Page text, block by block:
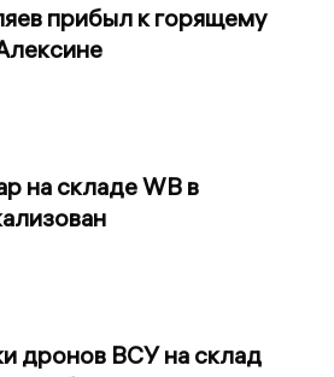
прибыл к горящему
на складе WB в
дронов ВСУ на склад